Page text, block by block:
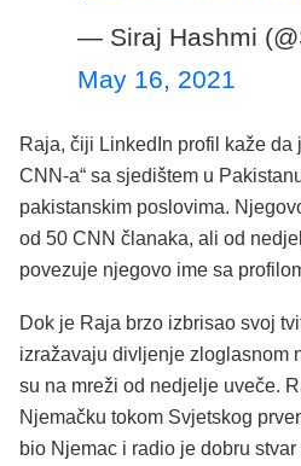
— Siraj Hashmi
May 16, 2021
Raja, čiji LinkedIn profil kaže da
CNN-a“ sa sjedištem u
pakistanskim poslovima.
od 50 CNN članaka, ali od
povezuje njegovo ime sa
Dok je Raja brzo izbrisao svoj
izražavaju divljenje zloglasnom
su na mreži od nedjelje uveče.
Njemačku tokom Svjetskog
bio Njemac i radio je dobru stvar